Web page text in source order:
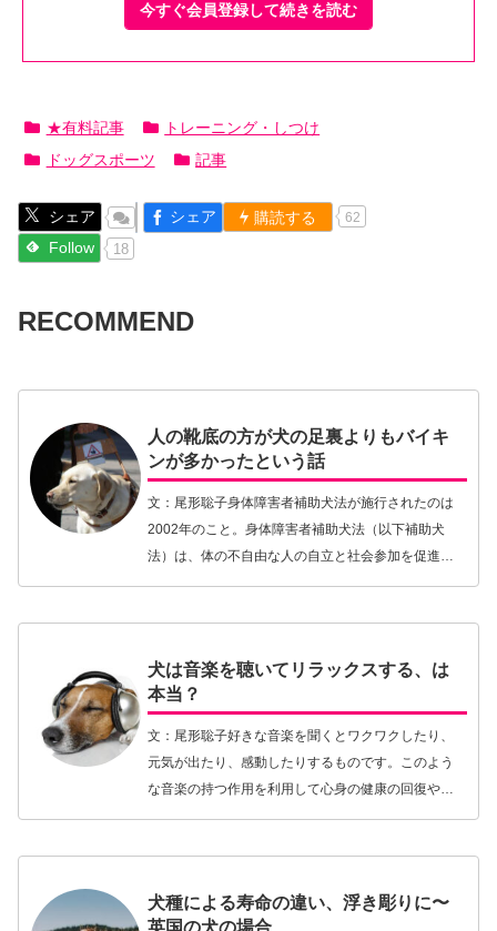
今すぐ会員登録して続きを読む
★有料記事
トレーニング・しつけ
ドッグスポーツ
記事
シェア シェア 購読する 62
Follow 18
RECOMMEND
人の靴底の方が犬の足裏よりもバイキ
ンが多かったという話
文：尾形聡子身体障害者補助犬法が施行されたのは
2002年のこと。身体障害者補助犬法（以下補助犬
法）は、体の不自由な人の自立と社会参加を促進す
犬は音楽を聴いてリラックスする、は
本当？
文：尾形聡子好きな音楽を聞くとワクワクしたり、
元気が出たり、感動したりするものです。このよう
な音楽の持つ作用を利用して心身の健康の回復や向
犬種による寿命の違い、浮き彫りに〜
英国の犬の場合